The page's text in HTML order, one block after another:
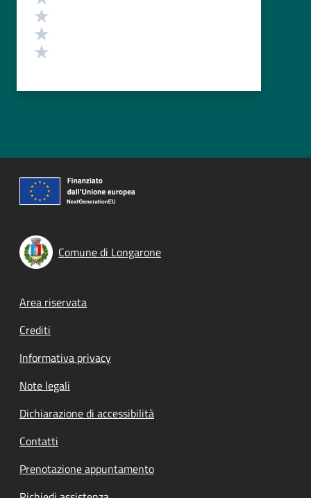
Comune di Longarone
Footer menu
Area riservata
Crediti
Informativa privacy
Note legali
Dichiarazione di accessibilità
Contatti
Prenotazione appuntamento